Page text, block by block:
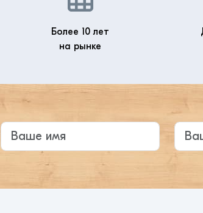
Более 10 лет
на рынке
Введите ваше имя Ваш